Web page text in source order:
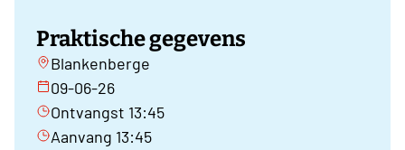
Praktische gegevens
Blankenberge
09-06-26
Ontvangst 13:45
Aanvang 13:45